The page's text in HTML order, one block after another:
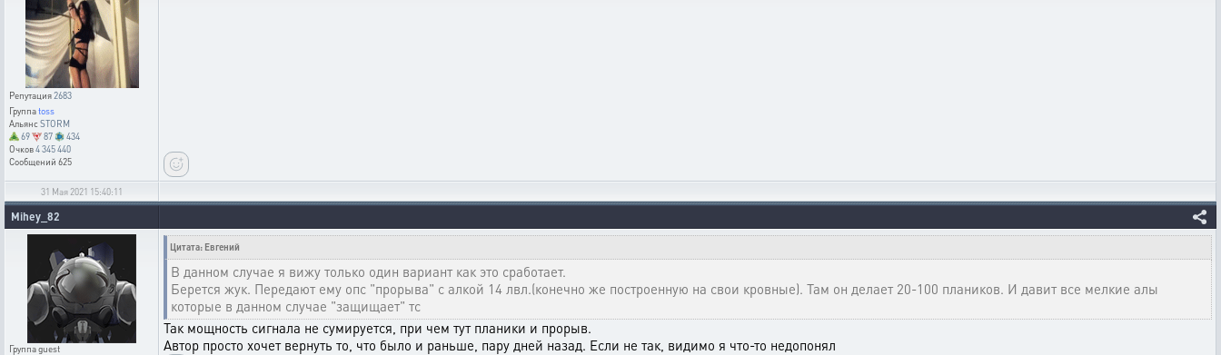
Репутация2683
Группаtoss
АльянсSTORM
69
87
434
Очков4 345 440
Сообщений 625
31 Мая 2021 15:40:11
Mihey_82
Группаguest
Цитата: Евгений
В данном случае я вижу только один вариант как это сработает.
Берется жук. Передают ему опс "прорыва" с алкой 14 лвл.(конечно же построенную на свои кровные). Там он делает 20-100 плаников. И давит все мелкие алы
которые в данном случае "защищает" тс
Так мощность сигнала не сумируется, при чем тут планики и прорыв.
Автор просто хочет вернуть то, что было и раньше, пару дней назад. Если не так, видимо я что-то недопонял